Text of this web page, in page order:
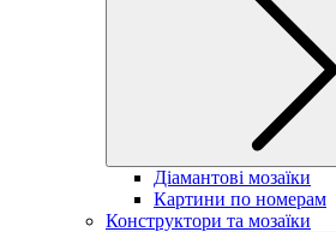
Діамантові мозаїки
Картини по номерам
Конструктори та мозаїки